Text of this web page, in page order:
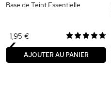
Base de Teint Essentielle
1,95 €
AJOUTER AU PANIER
‹